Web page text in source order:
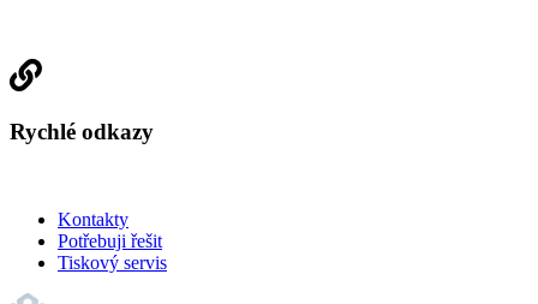
Rychlé odkazy
Kontakty
Potřebuji řešit
Tiskový servis